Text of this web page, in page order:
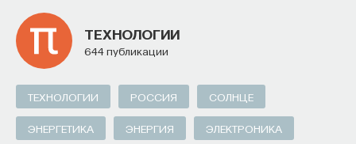
ТЕХНОЛОГИИ
644 публикации
ТЕХНОЛОГИИ РОССИЯ СОЛНЦЕ
ЭНЕРГЕТИКА ЭНЕРГИЯ ЭЛЕКТРОНИКА